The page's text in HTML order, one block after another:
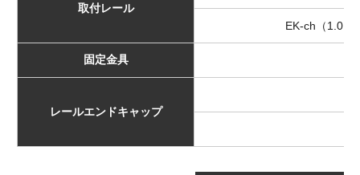
取付レール
EK-ch（1.0ｍ
固定金具
レールエンドキャップ